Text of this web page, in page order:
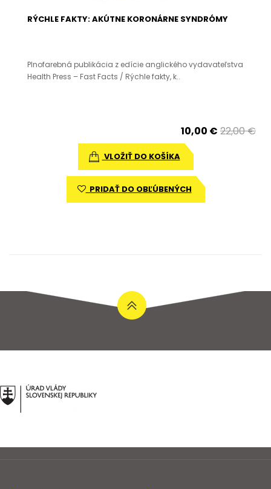
RÝCHLE FAKTY: AKÚTNE KORONÁRNE SYNDRÓMY
Plnofarebná publikácia z edície anglického vydavateľstva
Health Press – Fast Facts / Rýchle fakty, k..
10,00 € 22,00 €
VLOŽIŤ DO KOŠÍKA
PRIDAŤ DO OBĽÚBENÝCH